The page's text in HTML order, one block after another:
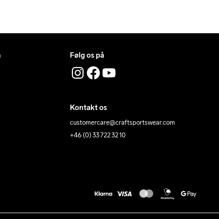
Følg os på
Kontakt os
customercare@craftsportswear.com
+46 (0) 33 722 32 10